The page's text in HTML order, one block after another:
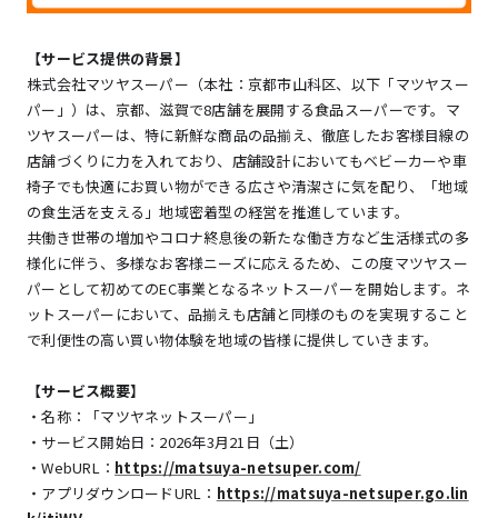
【サービス提供の背景】
株式会社マツヤスーパー（本社：京都市山科区、以下「マツヤスー
パー」）は、京都、滋賀で8店舗を展開する食品スーパーです。マ
ツヤスーパーは、特に新鮮な商品の品揃え、徹底したお客様目線の
店舗づくりに力を入れており、店舗設計においてもベビーカーや車
椅子でも快適にお買い物ができる広さや清潔さに気を配り、「地域
の食生活を支える」地域密着型の経営を推進しています。
共働き世帯の増加やコロナ終息後の新たな働き方など生活様式の多
様化に伴う、多様なお客様ニーズに応えるため、この度マツヤスー
パーとして初めてのEC事業となるネットスーパーを開始します。ネ
ットスーパーにおいて、品揃えも店舗と同様のものを実現すること
で利便性の高い買い物体験を地域の皆様に提供していきます。
【サービス概要】
・名称：「マツヤネットスーパー」
・サービス開始日：2026年3月21日（土）
・WebURL： https://matsuya-netsuper.com/
・アプリダウンロードURL： https://matsuya-netsuper.go.lin